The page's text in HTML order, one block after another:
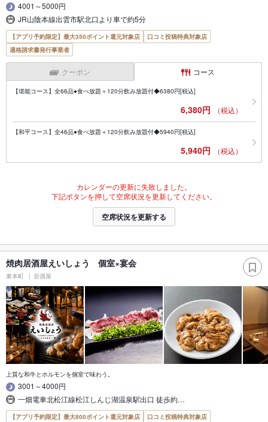
4001～5000円
JR山陰本線出雲市駅北口より車で約5分
【アプリ予約限定】最大350ポイント還元対象店
口コミ投稿特典対象店
適格請求書発行事業者
クーポン コース
【堪能コース】全66品●食べ放題＋120分飲み放題付◆6380円[税込]
6,380円 （税込）
【和平コース】全46品●食べ放題＋120分飲み放題付◆5940円[税込]
5,940円 （税込）
カレンダーの更新に失敗しました。
下記ボタンを押して空席状況を更新してください。
空席状況を更新する
焼肉居酒屋えいしょう 個室×宴会
東本町 居酒屋
上質な和牛とホルモンを個室で味わう。
3001～4000円
一畑電車北松江線松江しんじ湖温泉駅出口 徒歩約…
【アプリ予約限定】最大800ポイント還元対象店 口コミ投稿特典対象店